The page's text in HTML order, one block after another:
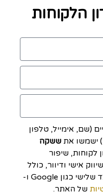
הלקוחות
(שם, אימייל, טלפון
ישמשו את ששקה
לקוחות, שיפור
אישי ודיוור, כולל
שיתוף מידע עם ספקי שירות צד שלישי כגון Google ו-
של האתר.